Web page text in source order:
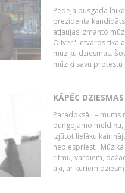
Pēdējā pusgada
prezidenta
atļaujas izmanto
Oliver" ietvaros tika
mūziķu dziesmas.
mūziķi savu
KĀPĒC
Paradoksāli – mums
dungojamo
izjūtot lielāku
nepiespriesti.
ritmu, vārdiem,
āķi, ar kuriem